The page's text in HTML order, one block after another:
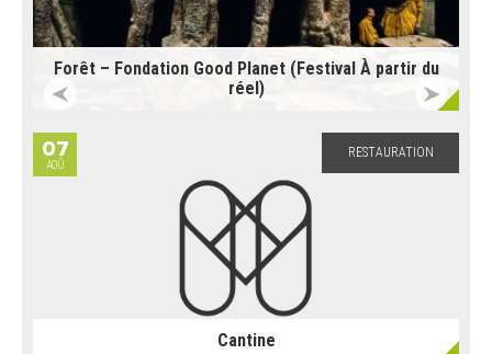
Forêt – Fondation Good Planet (Festival À partir du
réel)
Cantine
07
AOÛ
RESTAURATION